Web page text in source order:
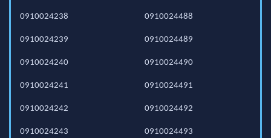
0910024238
0910024239
0910024240
0910024241
0910024242
0910024243
0910024488
0910024489
0910024490
0910024491
0910024492
0910024493